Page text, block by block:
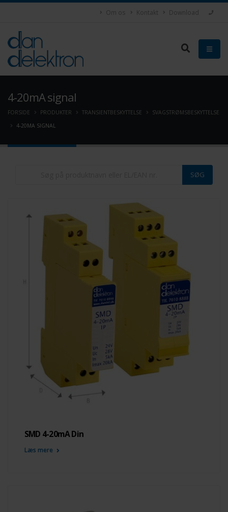
Om os Kontakt Download
4-20mA signal
FORSIDE PRODUKTER TRANSIENTBESKYTTELSE
SVAGSTRØMSBESKYTTELSE
4-20MA SIGNAL
SØG
SMD 4-20mA Din
Læs mere